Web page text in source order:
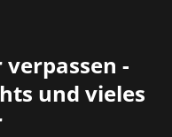
-
und vieles